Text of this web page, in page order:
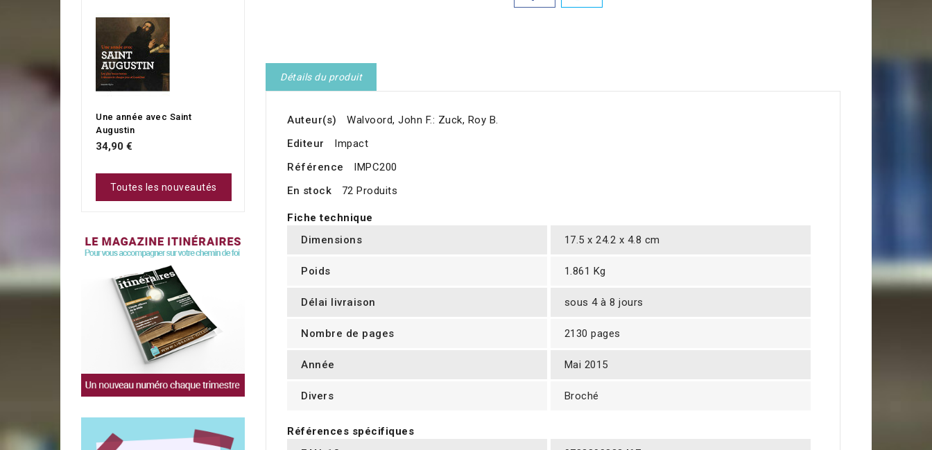
Détails du produit
Auteur(s)
Walvoord, John F.: Zuck, Roy B.
Editeur
Impact
Référence
IMPC200
En stock
72 Produits
Fiche technique
Dimensions
17.5 x 24.2 x 4.8 cm
Poids 1.861 Kg
Délai livraison sous 4 à 8 jours
Nombre de pages 2130 pages
Année Mai 2015
Divers Broché
Références spécifiques
Une année avec Saint
Augustin
34,90 €
Toutes les nouveautés